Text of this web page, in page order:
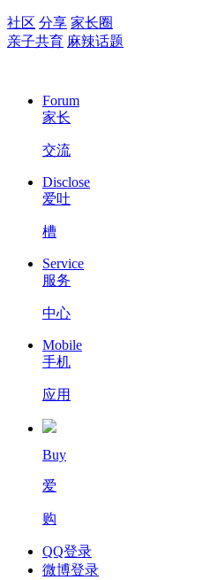
社区 分享 家长圈
亲子共育 麻辣话题
Forum
家长
交流
Disclose
爱吐
槽
Service
服务
中心
Mobile
手机
应用
Buy
爱
购
QQ登录
微博登录